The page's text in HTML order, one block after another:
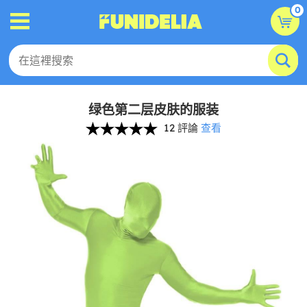
0
绿色第二层皮肤的服装
12 評論 查看